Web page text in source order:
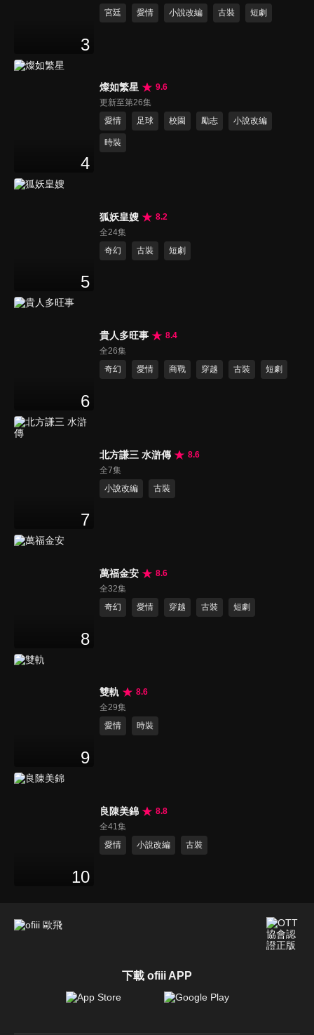
3
宮廷
愛情 小說改編 古裝 短劇
4
燦如繁星
9.6
更新至第26集
愛情
足球 校園 勵志 小說改編
時裝
5
狐妖皇嫂
8.2
全24集
奇幻
古裝 短劇
6
貴人多旺事
8.4
全26集
奇幻
愛情 商戰 穿越 古裝 短劇
7
北方謙三 水滸傳
8.6
全7集
小說改編
古裝
8
萬福金安
8.6
全32集
奇幻
愛情 穿越 古裝 短劇
9
雙軌
8.6
全29集
愛情
時裝
10
良陳美錦
8.8
全41集
愛情
小說改編 古裝
下載 ofiii APP